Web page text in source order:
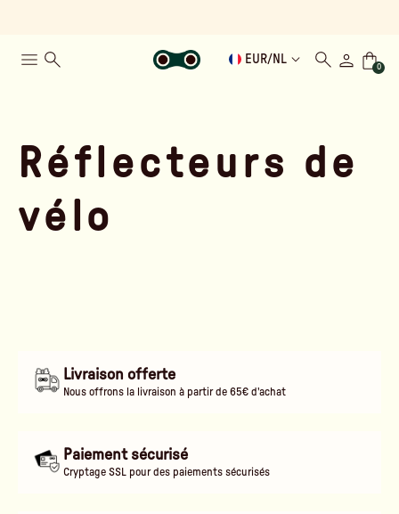
EUR/ NL
0
Réflecteurs de
vélo
Livraison offerte
Nous offrons la livraison à partir de 65€ d'achat
Paiement sécurisé
Cryptage SSL pour des paiements sécurisés